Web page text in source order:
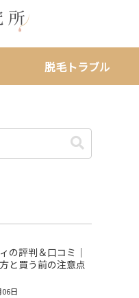
脱毛トラブル
の評判＆口コミ｜
と買う前の注意点
日